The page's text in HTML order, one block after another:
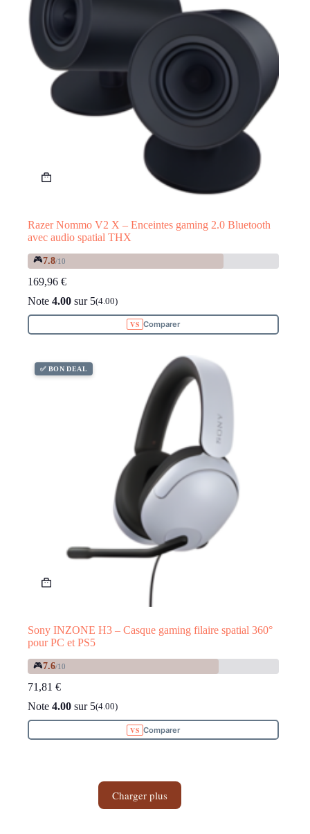
Razer Nommo V2 X – Enceintes gaming 2.0 Bluetooth
avec audio spatial THX
🎮7.8/10
169,96 €
Note 4.00 sur 5(4.00)
Comparer
✅ BON DEAL
Sony INZONE H3 – Casque gaming filaire spatial 360°
pour PC et PS5
🎮7.6/10
71,81 €
Note 4.00 sur 5(4.00)
Comparer
Charger plus